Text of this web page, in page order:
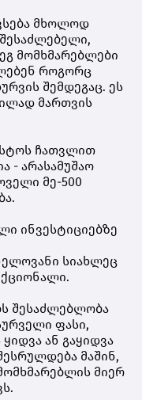
მხოლოდ
მომხმარებლები
როგორც
შემდეგაც. ეს
მართვის
ჩათვლით
- არასამუშაო
მე-500
ინვესტიციებზე
სიახლეც
შესაძლებლობა
ფასი,
ან გაყიდვა
მაშინ,
მიერ